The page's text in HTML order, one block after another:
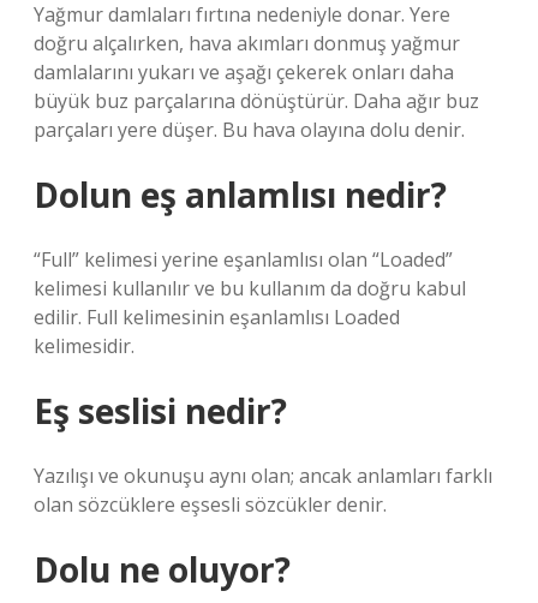
Yağmur damlaları fırtına nedeniyle donar. Yere
doğru alçalırken, hava akımları donmuş yağmur
damlalarını yukarı ve aşağı çekerek onları daha
büyük buz parçalarına dönüştürür. Daha ağır buz
parçaları yere düşer. Bu hava olayına dolu denir.
Dolun eş anlamlısı nedir?
“Full” kelimesi yerine eşanlamlısı olan “Loaded”
kelimesi kullanılır ve bu kullanım da doğru kabul
edilir. Full kelimesinin eşanlamlısı Loaded
kelimesidir.
Eş seslisi nedir?
Yazılışı ve okunuşu aynı olan; ancak anlamları farklı
olan sözcüklere eşsesli sözcükler denir.
Dolu ne oluyor?